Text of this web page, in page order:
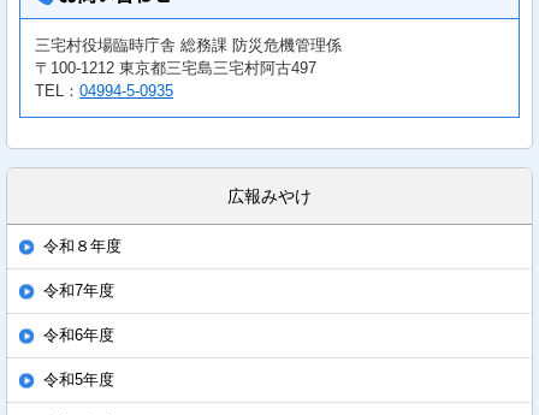
三宅村役場臨時庁舎 総務課 防災危機管理係
〒100-1212 東京都三宅島三宅村阿古497
TEL： 04994-5-0935
広報みやけ
令和８年度
令和7年度
令和6年度
令和5年度